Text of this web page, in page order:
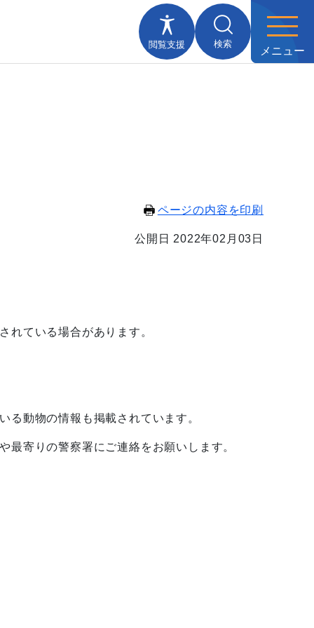
閲覧支援 検索
メニュー
ページの内容を印刷
公開日 2022年02月03日
ている場合があります。
る動物の情報も掲載されています。
寄りの警察署にご連絡をお願いします。